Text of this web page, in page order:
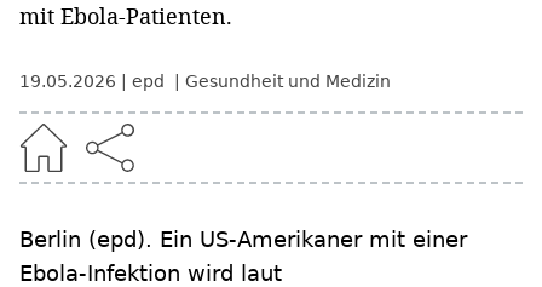
mit Ebola-Patienten.
19.05.2026 epd Gesundheit und Medizin
Berlin (epd). Ein US-Amerikaner mit einer
Ebola-Infektion wird laut